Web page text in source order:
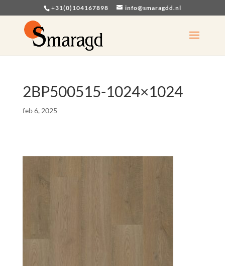
+31(0)104167898 info@smaragdd.nl
2BP500515-1024×1024
feb 6, 2025